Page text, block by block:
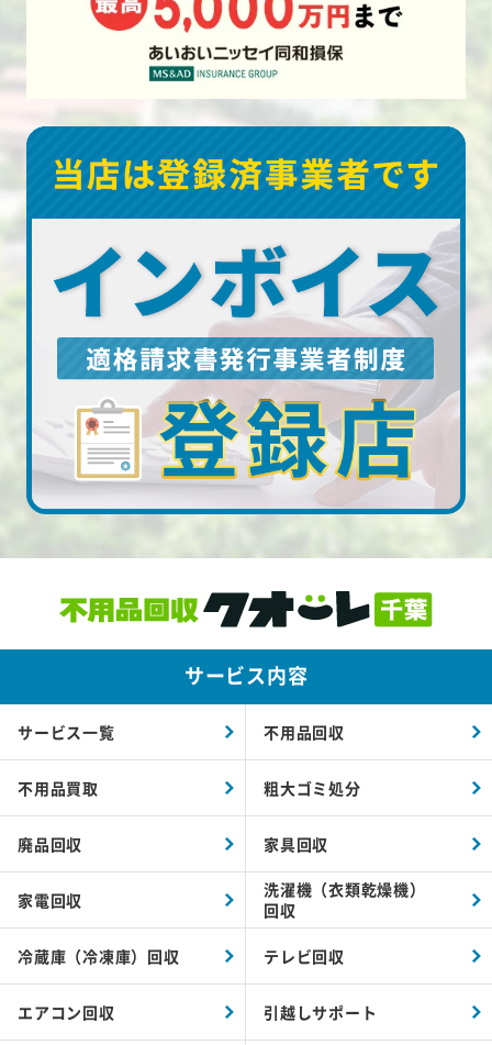
サービス内容
サービス一覧 不用品回収
不用品買取 粗大ゴミ処分
廃品回収 家具回収
家電回収
洗濯機（衣類乾燥機）
回収
冷蔵庫（冷凍庫）回収 テレビ回収
エアコン回収 引越しサポート